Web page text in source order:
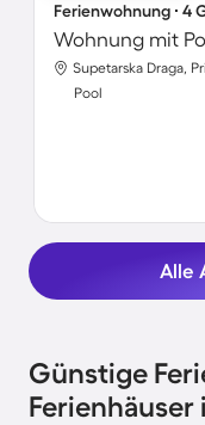
Ferienwohnung ∙ 4
Supetarska Draga,
Pool
Alle
Günstige
Ferienhäuser